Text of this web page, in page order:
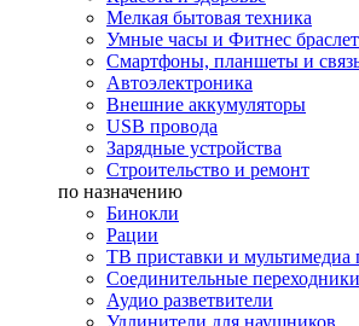
Мелкая бытовая техника
Умные часы и Фитнес
Смартфоны, планшеты и
Автоэлектроника
Внешние аккумуляторы
USB провода
Зарядные устройства
Строительство и ремонт
по назначению
Бинокли
Рации
ТВ приставки и мультимедиа
Соединительные переходники
Аудио разветвители
Удлинители для наушников